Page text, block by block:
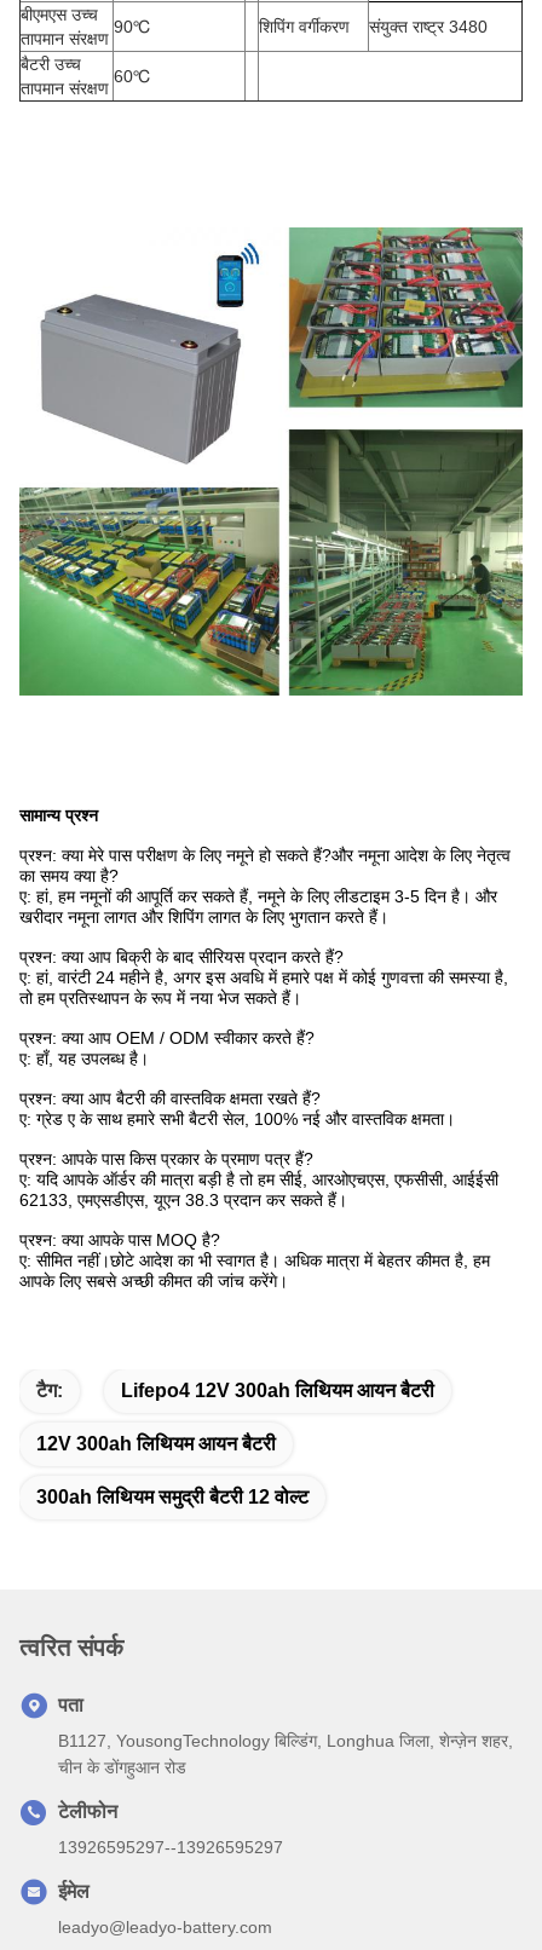
बीएमएस उच्च
तापमान संरक्षण
90℃ शिपिंग वर्गीकरण
संयुक्त राष्ट्र 3480
बैटरी उच्च
तापमान संरक्षण
60℃
सामान्य प्रश्न
प्रश्न: क्या मेरे पास परीक्षण के लिए नमूने हो सकते हैं?और नमूना आदेश के लिए नेतृत्व
का समय क्या है?
ए: हां, हम नमूनों की आपूर्ति कर सकते हैं, नमूने के लिए लीडटाइम 3-5 दिन है। और
खरीदार नमूना लागत और शिपिंग लागत के लिए भुगतान करते हैं।
प्रश्न: क्या आप बिक्री के बाद सीरियस प्रदान करते हैं?
ए: हां, वारंटी 24 महीने है, अगर इस अवधि में हमारे पक्ष में कोई गुणवत्ता की समस्या है,
तो हम प्रतिस्थापन के रूप में नया भेज सकते हैं।
प्रश्न: क्या आप OEM / ODM स्वीकार करते हैं?
ए: हाँ, यह उपलब्ध है।
प्रश्न: क्या आप बैटरी की वास्तविक क्षमता रखते हैं?
ए: ग्रेड ए के साथ हमारे सभी बैटरी सेल, 100% नई और वास्तविक क्षमता।
प्रश्न: आपके पास किस प्रकार के प्रमाण पत्र हैं?
ए: यदि आपके ऑर्डर की मात्रा बड़ी है तो हम सीई, आरओएचएस, एफसीसी, आईईसी
62133, एमएसडीएस, यूएन 38.3 प्रदान कर सकते हैं।
प्रश्न: क्या आपके पास MOQ है?
ए: सीमित नहीं।छोटे आदेश का भी स्वागत है। अधिक मात्रा में बेहतर कीमत है, हम
आपके लिए सबसे अच्छी कीमत की जांच करेंगे।
टैग: Lifepo4 12V 300ah लिथियम आयन बैटरी
12V 300ah लिथियम आयन बैटरी
300ah लिथियम समुद्री बैटरी 12 वोल्ट
त्वरित संपर्क
पता
B1127, YousongTechnology बिल्डिंग, Longhua जिला, शेन्ज़ेन शहर,
चीन के डोंगहुआन रोड
टेलीफोन
13926595297--13926595297
ईमेल
leadyo@leadyo-battery.com